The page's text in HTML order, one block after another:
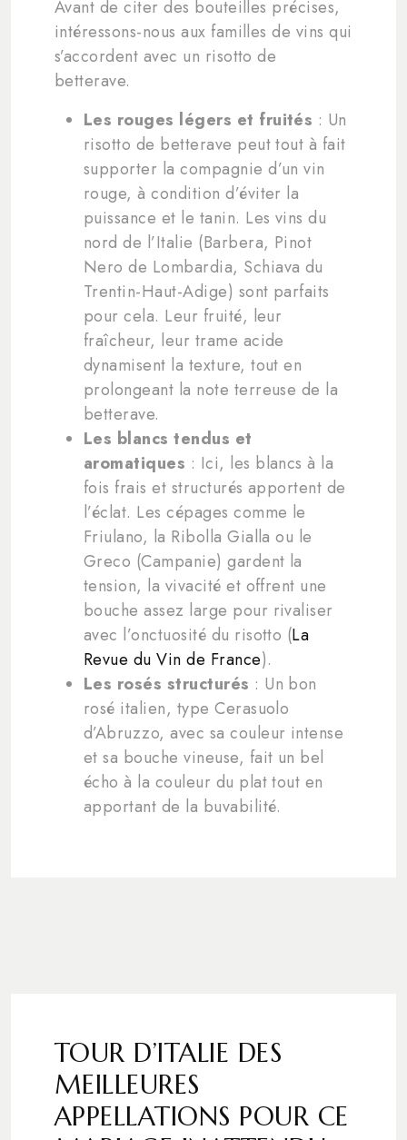
Avant de citer des bouteilles précises,
intéressons-nous aux familles de vins qui
s’accordent avec un risotto de
betterave.
Les rouges légers et fruités : Un
risotto de betterave peut tout à fait
supporter la compagnie d’un vin
rouge, à condition d’éviter la
puissance et le tanin. Les vins du
nord de l’Italie (Barbera, Pinot
Nero de Lombardia, Schiava du
Trentin-Haut-Adige) sont parfaits
pour cela. Leur fruité, leur
fraîcheur, leur trame acide
dynamisent la texture, tout en
prolongeant la note terreuse de la
betterave.
Les blancs tendus et
aromatiques : Ici, les blancs à la
fois frais et structurés apportent de
l’éclat. Les cépages comme le
Friulano, la Ribolla Gialla ou le
Greco (Campanie) gardent la
tension, la vivacité et offrent une
bouche assez large pour rivaliser
avec l’onctuosité du risotto (La
Revue du Vin de France).
Les rosés structurés : Un bon
rosé italien, type Cerasuolo
d’Abruzzo, avec sa couleur intense
et sa bouche vineuse, fait un bel
écho à la couleur du plat tout en
apportant de la buvabilité.
TOUR D’ITALIE DES
MEILLEURES
APPELLATIONS POUR CE